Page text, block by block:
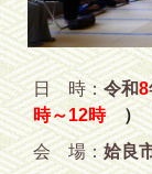
日 時：令和8
時～12時）
会 場：姶良